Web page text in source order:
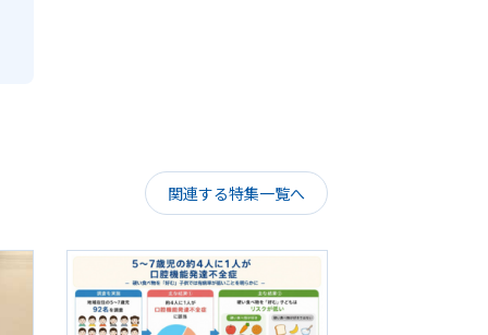
関連する特集一覧へ